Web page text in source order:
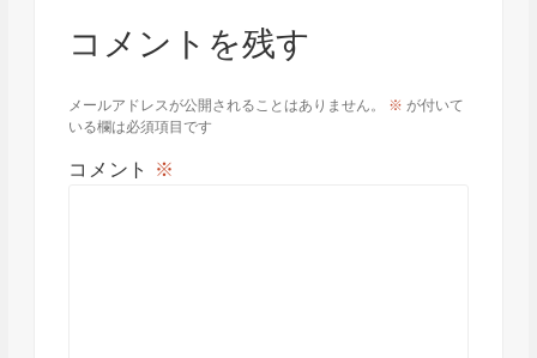
コメントを残す
メールアドレスが公開されることはありません。 ※ が付いて
いる欄は必須項目です
コメント ※